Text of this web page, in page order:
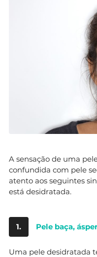
A sensação de uma
confundida com pele
atento aos seguintes
está desidratada.
1. Pele baça,
Uma pele desidratada